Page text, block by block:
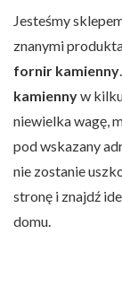
Jesteśmy
znanymi
fornir kamienny
kamiennyw
niewielka wagę,
pod wskazany
nie zostanie
stronę i znajdź
domu.